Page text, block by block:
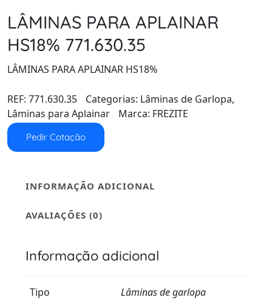
LÂMINAS PARA APLAINAR
HS18% 771.630.35
LÂMINAS PARA APLAINAR HS18%
REF: 771.630.35 Categorias: Lâminas de Garlopa,
Lâminas para Aplainar
Marca: FREZITE
Pedir Cotação
INFORMAÇÃO ADICIONAL
AVALIAÇÕES (0)
Informação adicional
Tipo
Lâminas de garlopa